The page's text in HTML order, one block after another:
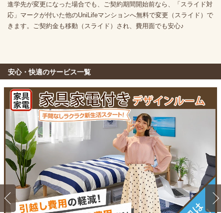
進学先が変更になった場合でも、ご契約期間開始前なら、「スライド対
応」マークが付いた他のUniLifeマンションへ無料で変更（スライド）で
きます。ご契約金も移動（スライド）され、費用面でも安心♪
安心・快適のサービス一覧